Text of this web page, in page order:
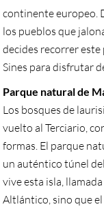
continente europeo.
los pueblos que
decides recorrer
Sines para disfrutar
Parque natural de
Los bosques de
vuelto al Terciario,
formas. El parque
un auténtico túnel
vive esta isla,
Altlántico, sino que